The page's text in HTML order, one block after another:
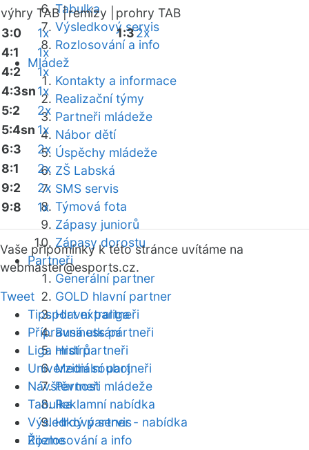
Tabulka
Výsledkový servis
Rozlosování a info
Mládež
Kontakty a informace
Realizační týmy
Partneři mládeže
Nábor dětí
Úspěchy mládeže
ZŠ Labská
SMS servis
Týmová fota
Zápasy juniorů
Zápasy dorostu
Partneři
Generální partner
GOLD hlavní partner
Hlavní partneři
Business partneři
Hrdí partneři
Mediální partneři
Partneři mládeže
Reklamní nabídka
Hrdý partner - nabídka
Žijeme
výhry TAB |remízy |
prohry TAB
3:0
1x
4:1
1x
4:2
1x
4:3sn1x
5:2
2x
5:4sn 1x
6:3
2x
8:1
2x
9:2
2x
9:8
1x
1:32x
Vaše připomínky k této stránce uvítáme na
webmaster@esports.cz.
Tweet
Tipsport extraliga
Přípravná utkání
Liga mistrů
Univerzitní souboj
Návštěvnost
Tabulka
Výsledkový servis
Rozlosování a info